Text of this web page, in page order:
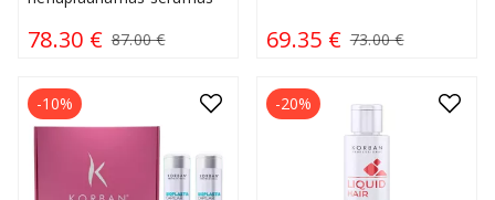
78.30 € 87.00 € 69.35 € 73.00 €
-10% -20%